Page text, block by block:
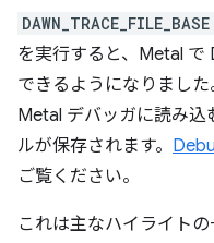
DAWN_TRACE_FILE_BASE
を実行すると、Metal で
できるようになりまし
Metal デバッガに読み
ルが保存されます。
ご覧ください。
これは主なハイライト